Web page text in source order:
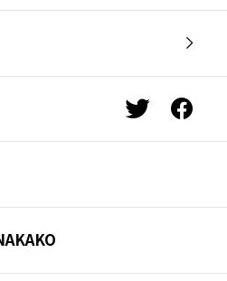
南麻布店
スタッフブログ
t
w
t
f
a
b
k